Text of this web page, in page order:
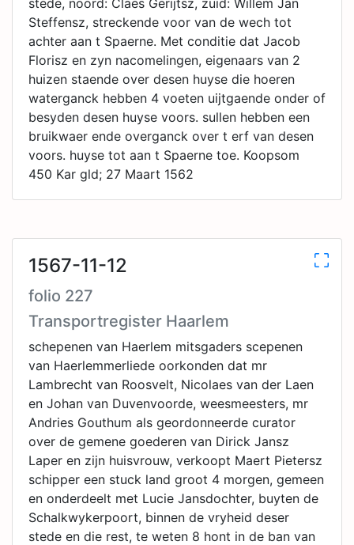
stede, noord: Claes Gerijtsz, zuid: Willem Jan
Steffensz, streckende voor van de wech tot
achter aan t Spaerne. Met conditie dat Jacob
Florisz en zyn nacomelingen, eigenaars van 2
huizen staende over desen huyse die hoeren
waterganck hebben 4 voeten uijtgaende onder of
besyden desen huyse voors. sullen hebben een
bruikwaer ende overganck over t erf van desen
voors. huyse tot aan t Spaerne toe. Koopsom
450 Kar gld; 27 Maart 1562
1567-11-12
folio 227
Transportregister Haarlem
schepenen van Haerlem mitsgaders scepenen
van Haerlemmerliede oorkonden dat mr
Lambrecht van Roosvelt, Nicolaes van der Laen
en Johan van Duvenvoorde, weesmeesters, mr
Andries Gouthum als geordonneerde curator
over de gemene goederen van Dirick Jansz
Laper en zijn huisvrouw, verkoopt Maert Pietersz
schipper een stuck land groot 4 morgen, gemeen
en onderdeelt met Lucie Jansdochter, buyten de
Schalkwykerpoort, binnen de vryheid deser
stede en die rest, te weten 8 hont in de ban van